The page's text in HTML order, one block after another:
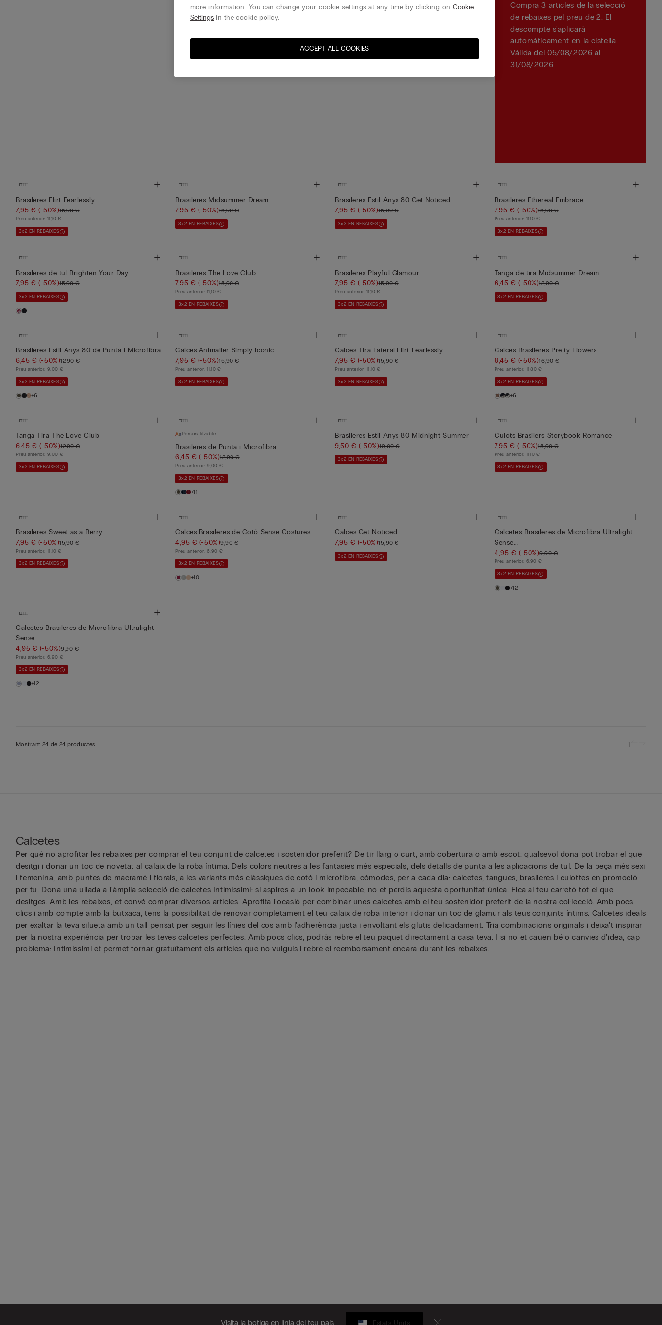
Compra 3 articles de la selecció
de rebaixes pel preu de 2. El
descompte s'aplicarà
automàticament en la cistella.
Vàlida del 05/08/2026 al
31/08/2026.
Brasileres Flirt Fearlessly
7,95 € (-50%)15,90 €
Preu anterior:11,10 €
3x2 EN REBAIXES
Brasileres Midsummer Dream
7,95 € (-50%)15,90 €
3x2 EN REBAIXES
Brasileres Estil Anys 80 Get Noticed
7,95 € (-50%)15,90 €
3x2 EN REBAIXES
Brasileres Ethereal Embrace
7,95 € (-50%)15,90 €
Preu anterior:11,10 €
3x2 EN REBAIXES
Brasileres de tul Brighten Your Day
7,95 € (-50%)15,90 €
3x2 EN REBAIXES
Brasileres The Love Club
7,95 € (-50%)15,90 €
Preu anterior:11,10 €
3x2 EN REBAIXES
Brasileres Playful Glamour
7,95 € (-50%)15,90 €
Preu anterior:11,10 €
3x2 EN REBAIXES
Tanga de tira Midsummer Dream
6,45 € (-50%)12,90 €
3x2 EN REBAIXES
Brasileres Estil Anys 80 de Punta i Microfibra
6,45 € (-50%)12,90 €
Preu anterior:9,00 €
3x2 EN REBAIXES
+6
Calces Animalier Simply Iconic
7,95 € (-50%)15,90 €
Preu anterior:11,10 €
3x2 EN REBAIXES
Calces Tira Lateral Flirt Fearlessly
7,95 € (-50%)15,90 €
Preu anterior:11,10 €
3x2 EN REBAIXES
Calces Brasileres Pretty Flowers
8,45 € (-50%)16,90 €
Preu anterior:11,80 €
3x2 EN REBAIXES
+6
Tanga Tira The Love Club
6,45 € (-50%)12,90 €
Preu anterior:9,00 €
3x2 EN REBAIXES
Personalitzable
Brasileres de Punta i Microfibra
6,45 € (-50%)12,90 €
Preu anterior:9,00 €
3x2 EN REBAIXES
+11
Brasileres Estil Anys 80 Midnight Summer
9,50 € (-50%)19,00 €
3x2 EN REBAIXES
Culots Brasilers Storybook Romance
7,95 € (-50%)15,90 €
Preu anterior:11,10 €
3x2 EN REBAIXES
Brasileres Sweet as a Berry
7,95 € (-50%)15,90 €
Preu anterior:11,10 €
3x2 EN REBAIXES
Calces Brasileres de Cotó Sense Costures
4,95 € (-50%)9,90 €
Preu anterior:6,90 €
3x2 EN REBAIXES
+10
Calces Get Noticed
7,95 € (-50%)15,90 €
3x2 EN REBAIXES
Calcetes Brasileres de Microfibra Ultralight
Sense...
4,95 € (-50%)9,90 €
Preu anterior:6,90 €
3x2 EN REBAIXES
+12
Calcetes Brasileres de Microfibra Ultralight
Sense...
4,95 € (-50%)9,90 €
Preu anterior:6,90 €
3x2 EN REBAIXES
+12
Mostrant 24 de 24 productes 1
Calcetes
Per què no aprofitar les rebaixes per comprar el teu conjunt de calcetes i sostenidor preferit? De tir llarg o curt, amb cobertura o amb escot: qualsevol dona pot trobar el que
desitgi i donar un toc de novetat al calaix de la roba íntima. Dels colors neutres a les fantasies més especials, dels detalls de punta a les aplicacions de tul. De la peça més sexi
i femenina, amb puntes de macramé i florals, a les variants més clàssiques de cotó i microfibra, còmodes, per a cada dia: calcetes, tangues, brasileres i culottes en promoció
per tu. Dona una ullada a l'àmplia selecció de calcetes Intimissimi: si aspires a un look impecable, no et perdis aquesta oportunitat única. Fica al teu carretó tot el que
desitges. Amb les rebaixes, et convé comprar diversos articles. Aprofita l'ocasió per combinar unes calcetes amb el teu sostenidor preferit de la nostra col·lecció. Amb pocs
clics i amb compte amb la butxaca, tens la possibilitat de renovar completament el teu calaix de roba interior i donar un toc de glamur als teus conjunts íntims. Calcetes ideals
per exaltar la teva silueta amb un tall pensat per seguir les línies del cos amb l'adherència justa i envoltant els glutis delicadament. Tria combinacions originals i deixa't inspirar
per la nostra experiència per trobar les teves calcetes perfectes. Amb pocs clics, podràs rebre el teu paquet directament a casa teva. I si no et cauen bé o canvies d'idea, cap
problema: Intimissimi et permet tornar gratuïtament els articles que no vulguis i rebre el reemborsament encara durant les rebaixes.
Visita la botiga en línia del teu país Estats Units
more information. You can change your cookie settings at any time by clicking on Cookie
Settings in the cookie policy.
ACCEPT ALL COOKIES